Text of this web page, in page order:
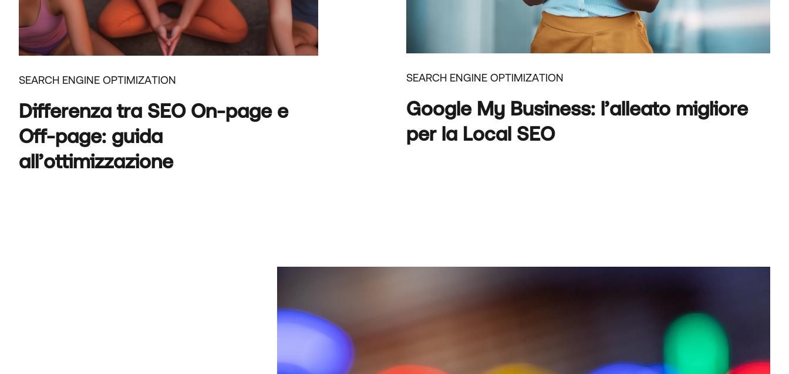
SEARCH ENGINE OPTIMIZATION
Differenza tra SEO On-page e
Off-page: guida
all’ottimizzazione
SEARCH ENGINE OPTIMIZATION
Google My Business: l’alleato migliore
per la Local SEO